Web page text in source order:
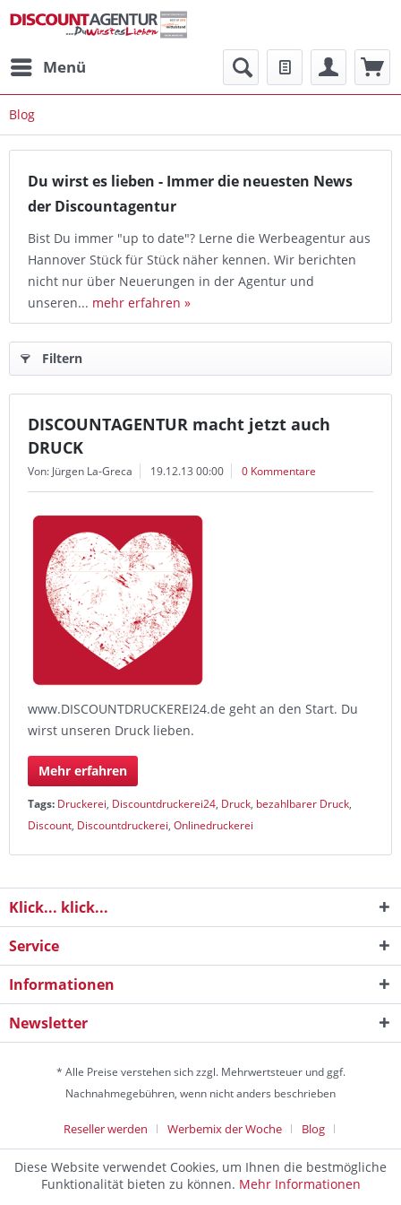
Menü
Blog
Du wirst es lieben - Immer die neuesten News
der Discountagentur
Bist Du immer "up to date"? Lerne die Werbeagentur aus
Hannover Stück für Stück näher kennen. Wir berichten
nicht nur über Neuerungen in der Agentur und
unseren... mehr erfahren »
Filtern
DISCOUNTAGENTUR macht jetzt auch
DRUCK
Von: Jürgen La-Greca 19.12.13 00:00 0 Kommentare
www.DISCOUNTDRUCKEREI24.de geht an den Start. Du
wirst unseren Druck lieben.
Mehr erfahren
Tags: Druckerei, Discountdruckerei24, Druck, bezahlbarer Druck,
Discount, Discountdruckerei, Onlinedruckerei
Klick... klick...
Service
Informationen
Newsletter
* Alle Preise verstehen sich zzgl. Mehrwertsteuer und ggf.
Nachnahmegebühren, wenn nicht anders beschrieben
Reseller werden Werbemix der Woche
Blog
Die Werbeagentur
Discountagentur Medien- & Werbeagentur aus Helmstedt Copyright
Diese Website verwendet Cookies, um Ihnen die bestmögliche
Funktionalität bieten zu können. Mehr Informationen